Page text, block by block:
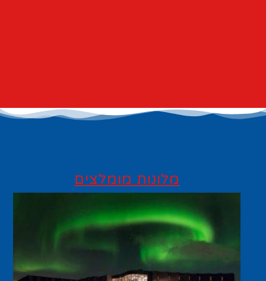
מלונות מומלצים